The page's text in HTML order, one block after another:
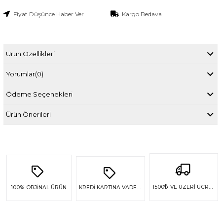
Fiyat Düşünce Haber Ver Kargo Bedava
Ürün Özellikleri
Yorumlar(0)
Ödeme Seçenekleri
Ürün Önerileri
100% ORJİNAL ÜRÜN 1500₺ VE ÜZERİ ÜCRETSİZ KARGO